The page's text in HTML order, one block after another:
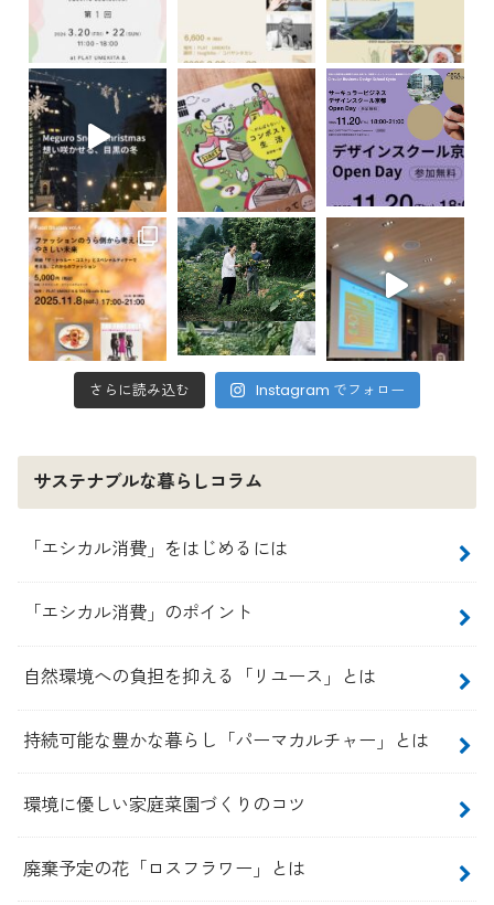
さらに読み込む Instagram でフォロー
サステナブルな暮らしコラム
「エシカル消費」をはじめるには
「エシカル消費」のポイント
自然環境への負担を抑える「リユース」とは
持続可能な豊かな暮らし「パーマカルチャー」とは
環境に優しい家庭菜園づくりのコツ
廃棄予定の花「ロスフラワー」とは